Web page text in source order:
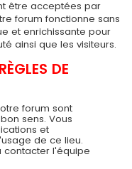
r
c
être acceptées par
forum fonctionne sans
et enrichissante pour
ainsi que les visiteurs.
DE
forum sont
sens. Vous
et
de ce lieu.
contacter l'équipe